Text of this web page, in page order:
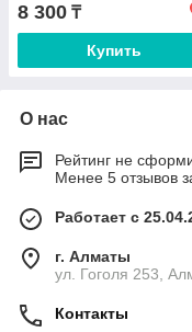
8 300 ₸
Купить
О нас
Рейтинг не
Менее 5 отзывов
Работает с
г. Алматы
ул. Гоголя 253,
Контакты